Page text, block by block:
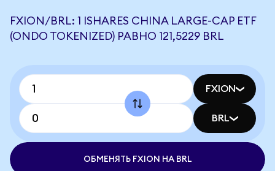
FXION/BRL: 1 ISHARES CHINA LARGE-CAP ETF
(ONDO TOKENIZED) РАВНО 121,5229 BRL
FXION
BRL
ОБМЕНЯТЬ FXION НА BRL